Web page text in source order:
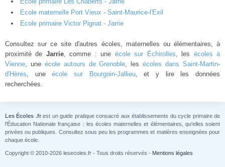
Ecole maternelle Port Vieux - Saint-Maurice-l'Exil
Ecole primaire Victor Pignat - Jarrie
Consultez sur ce site d'autres écoles, maternelles ou élémentaires, à
proximité de Jarrie, comme : une école sur Échirolles, les écoles à
Vienne, une école autours de Grenoble, lesécoles dans Saint-Martin-
d'Hères, uneécole sur Bourgoin-Jallieu, et y lire les données
recherchées.
Les Écoles .frest un guide pratique consacré aux établissements du cycle primaire de
l'Éducation Nationale française : les écoles maternelles et élémentaires, qu'elles soient
privées ou publiques. Consultez sous peu les programmes et matières enseignées pour
chaque école.
Copyright © 2010-2026 lesecoles.fr - Tous droits réservés - Mentions légales